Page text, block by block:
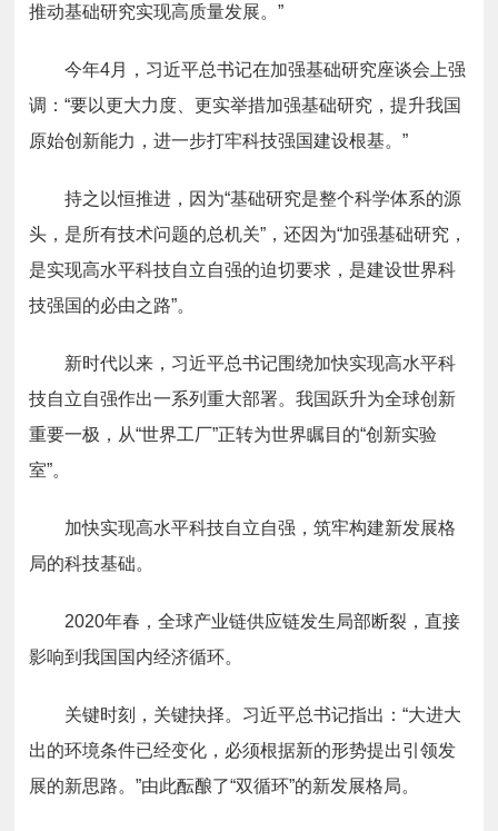
推动基础研究实现高质量发展。”
今年4月，习近平总书记在加强基础研究座谈会上强
调：“要以更大力度、更实举措加强基础研究，提升我国
原始创新能力，进一步打牢科技强国建设根基。”
持之以恒推进，因为“基础研究是整个科学体系的源
头，是所有技术问题的总机关”，还因为“加强基础研究，
是实现高水平科技自立自强的迫切要求，是建设世界科
技强国的必由之路”。
新时代以来，习近平总书记围绕加快实现高水平科
技自立自强作出一系列重大部署。我国跃升为全球创新
重要一极，从“世界工厂”正转为世界瞩目的“创新实验
室”。
加快实现高水平科技自立自强，筑牢构建新发展格
局的科技基础。
2020年春，全球产业链供应链发生局部断裂，直接
影响到我国国内经济循环。
关键时刻，关键抉择。习近平总书记指出：“大进大
出的环境条件已经变化，必须根据新的形势提出引领发
展的新思路。”由此酝酿了“双循环”的新发展格局。